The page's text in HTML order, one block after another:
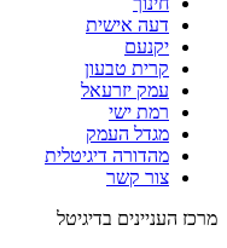
דעה אישית
יקנעם
קרית טבעון
עמק יזרעאל
רמת ישי
מגדל העמק
מהדורה דיגיטלית
צור קשר
מרכז העניינים בדיגיטל